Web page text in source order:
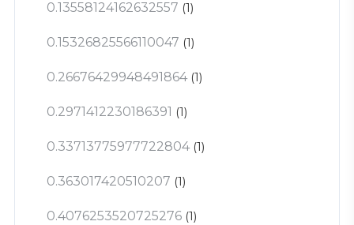
0.13558124162632557 (1)
0.15326825566110047 (1)
0.26676429948491864(1)
0.2971412230186391 (1)
0.33713775977722804(1)
0.363017420510207 (1)
0.4076253520725276 (1)